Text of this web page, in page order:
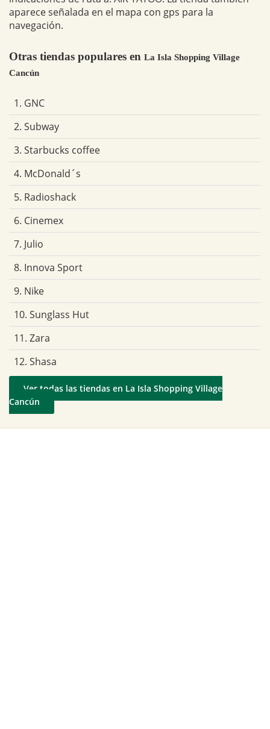
aparece señalada en el mapa con gps para la
navegación.
Otras tiendas populares en La Isla Shopping Village
Cancún
1. GNC
2. Subway
3. Starbucks coffee
4. McDonald´s
5. Radioshack
6. Cinemex
7. Julio
8. Innova Sport
9. Nike
10. Sunglass Hut
11. Zara
12. Shasa
Ver todas las tiendas en La Isla Shopping Village
Cancún